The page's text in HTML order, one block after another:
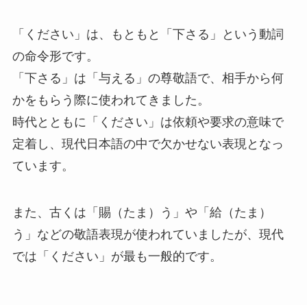
「ください」は、もともと「下さる」という動詞
の命令形です。
「下さる」は「与える」の尊敬語で、相手から何
かをもらう際に使われてきました。
時代とともに「ください」は依頼や要求の意味で
定着し、現代日本語の中で欠かせない表現となっ
ています。
また、古くは「賜（たま）う」や「給（たま）
う」などの敬語表現が使われていましたが、現代
では「ください」が最も一般的です。